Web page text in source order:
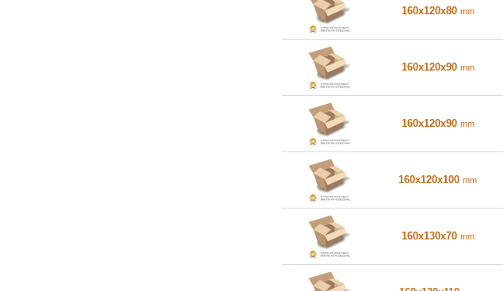
160x120x80 mm
160x120x90 mm
160x120x90 mm
160x120x100 mm
160x130x70 mm